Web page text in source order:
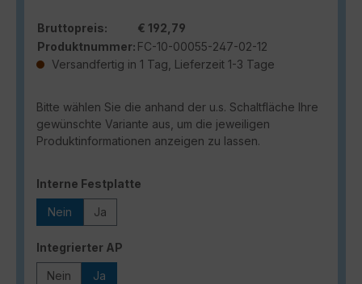
Bruttopreis:
€ 192,79
Produktnummer: FC-10-00055-247-02-12
Versandfertig in 1 Tag, Lieferzeit 1-3 Tage
Bitte wählen Sie die anhand der u.s. Schaltfläche Ihre
gewünschte Variante aus, um die jeweiligen
Produktinformationen anzeigen zu lassen.
Interne Festplatte
Nein Ja
Integrierter AP
Nein Ja